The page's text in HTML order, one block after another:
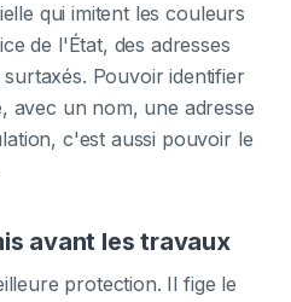
qui imitent les couleurs
de l'État, des adresses
Pouvoir identifier
avec un nom, une adresse
c'est aussi pouvoir le
avant les travaux
protection. Il fige le